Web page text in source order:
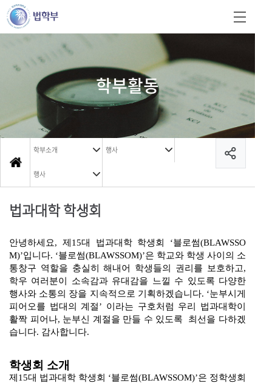
학부활동
학부소개 행사
행사
법과대학 학생회
안녕하세요, 제 15대 법과대학 학생회 ‘블로썸(BLAWSSO
M)’입니다. ‘블로썸(BLAWSSOM)’은 학교와 학생 사이의 소
통창구 역할을 충실히 해내어 학생들의 권리를 보호하고,
학우 여러분이 소속감과 유대감을 느낄 수 있도록 다양한
행사와 소통의 장을 지속적으로 기획하겠습니다. ‘눈부시게
피어오를 법대의 계절’ 이라는 구호처럼 우리 법과대학이
활짝 피어나, 눈부신 계절을 만들 수 있도록
최선을 다하겠
습니다. 감사합니다.
학생회 소개
제 15대 법과대학 학생회 ‘블로썸(BLAWSSOM)’은 정학생회